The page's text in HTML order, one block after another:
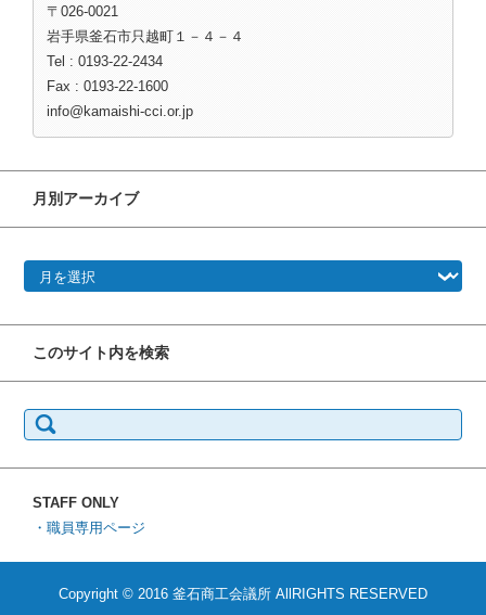
〒026-0021
岩手県釜石市只越町１－４－４
Tel : 0193-22-2434
Fax : 0193-22-1600
info@kamaishi-cci.or.jp
月別アーカイブ
このサイト内を検索
索:
STAFF ONLY
・職員専用ページ
Copyright © 2016 釜石商工会議所 AllRIGHTS RESERVED